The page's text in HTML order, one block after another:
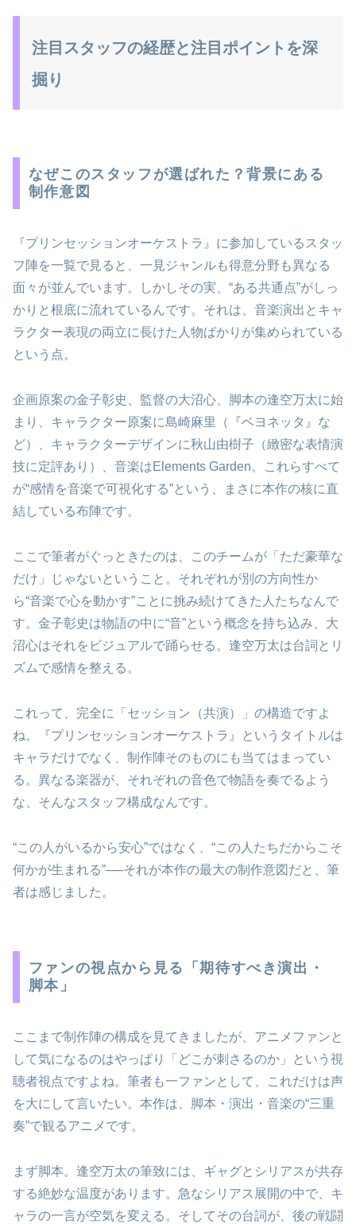
注目スタッフの経歴と注目ポイントを深
掘り
なぜこのスタッフが選ばれた？背景にある
制作意図
『プリンセッションオーケストラ』に参加しているスタッ
フ陣を一覧で見ると、一見ジャンルも得意分野も異なる
面々が並んでいます。しかしその実、“ある共通点”がしっ
かりと根底に流れているんです。それは、音楽演出とキャ
ラクター表現の両立に長けた人物ばかりが集められている
という点。
企画原案の金子彰史、監督の大沼心、脚本の逢空万太に始
まり、キャラクター原案に島崎麻里（『ベヨネッタ』な
ど）、キャラクターデザインに秋山由樹子（緻密な表情演
技に定評あり）、音楽はElements Garden。これらすべて
が“感情を音楽で可視化する”という、まさに本作の核に直
結している布陣です。
ここで筆者がぐっときたのは、このチームが「ただ豪華な
だけ」じゃないということ。それぞれが別の方向性か
ら“音楽で心を動かす”ことに挑み続けてきた人たちなんで
す。金子彰史は物語の中に“音”という概念を持ち込み、大
沼心はそれをビジュアルで踊らせる。逢空万太は台詞とリ
ズムで感情を整える。
これって、完全に「セッション（共演）」の構造ですよ
ね。『プリンセッションオーケストラ』というタイトルは
キャラだけでなく、制作陣そのものにも当てはまってい
る。異なる楽器が、それぞれの音色で物語を奏でるよう
な、そんなスタッフ構成なんです。
“この人がいるから安心”ではなく、“この人たちだからこそ
何かが生まれる”──それが本作の最大の制作意図だと、筆
者は感じました。
ファンの視点から見る「期待すべき演出・
脚本」
ここまで制作陣の構成を見てきましたが、アニメファンと
して気になるのはやっぱり「どこが刺さるのか」という視
聴者視点ですよね。筆者も一ファンとして、これだけは声
を大にして言いたい。本作は、脚本・演出・音楽の“三重
奏”で観るアニメです。
まず脚本。逢空万太の筆致には、ギャグとシリアスが共存
する絶妙な温度があります。急なシリアス展開の中で、キ
ャラの一言が空気を変える。そしてその台詞が、後の戦闘